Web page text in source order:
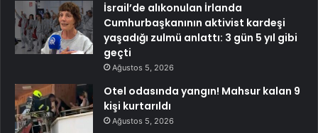
İsrail’de alıkonulan İrlanda
Cumhurbaşkanının aktivist kardeşi
yaşadığı zulmü anlattı: 3 gün 5 yıl gibi
geçti
Ağustos 5, 2026
Otel odasında yangın! Mahsur kalan 9
kişi kurtarıldı
Ağustos 5, 2026